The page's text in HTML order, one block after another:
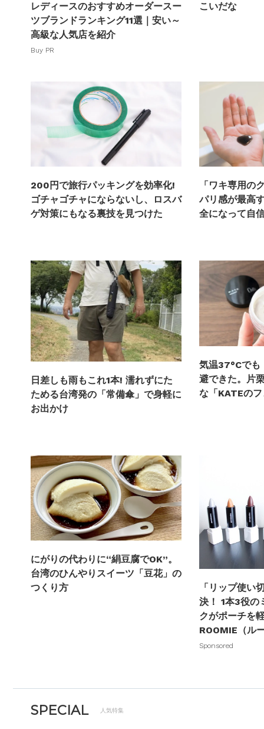
レディースのおすすめオーダースー
ツブランドランキング11選｜安い～
高級な人気店を紹介
Buy PR
こいだな
200円で旅行パッキングを効率化!
ゴチャゴチャにならないし、ロスバ
ゲ対策にもなる裏技を見つけた
「ワキ専用の
パリ感が最高
全になって自
日差しも雨もこれ1本! 濡れずにた
ためる台湾発の「常備傘」で身軽に
お出かけ
気温37°Cでも
避できた。片
な「KATEの
にがりの代わりに“絹豆腐でOK”。
台湾のひんやりスイーツ「豆花」の
つくり方
「リップ使い
決！ 1本3役の
クがポーチを
ROOMIE（ル
Sponsored
SPECIAL 人気特集